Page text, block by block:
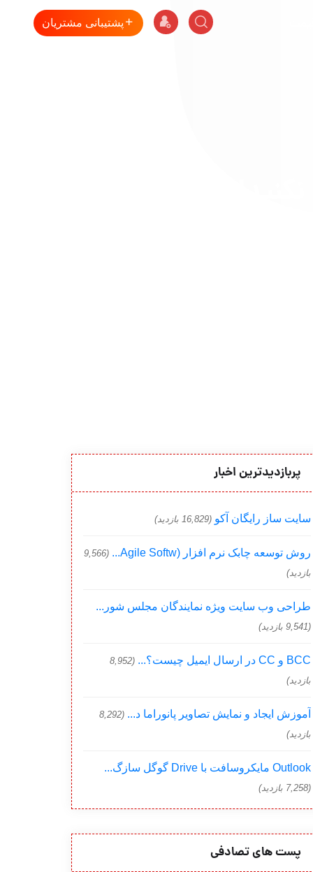
پشتیبانی مشتریان
پربازدیدترین اخبار
سایت ساز رایگان آکو (16,829 بازدید)
روش توسعه چابک نرم افزار (Agile Softw...
(9,566
بازدید)
طراحی وب سایت ویژه نمایندگان مجلس شور...
(9,541 بازدید)
BCC و CC در ارسال ایمیل چیست؟...
(8,952
بازدید)
آموزش ایجاد و نمایش تصاویر پانوراما د... (8,292
بازدید)
Outlook مایکروسافت با Drive گوگل سازگ...
(7,258 بازدید)
پست های تصادفی